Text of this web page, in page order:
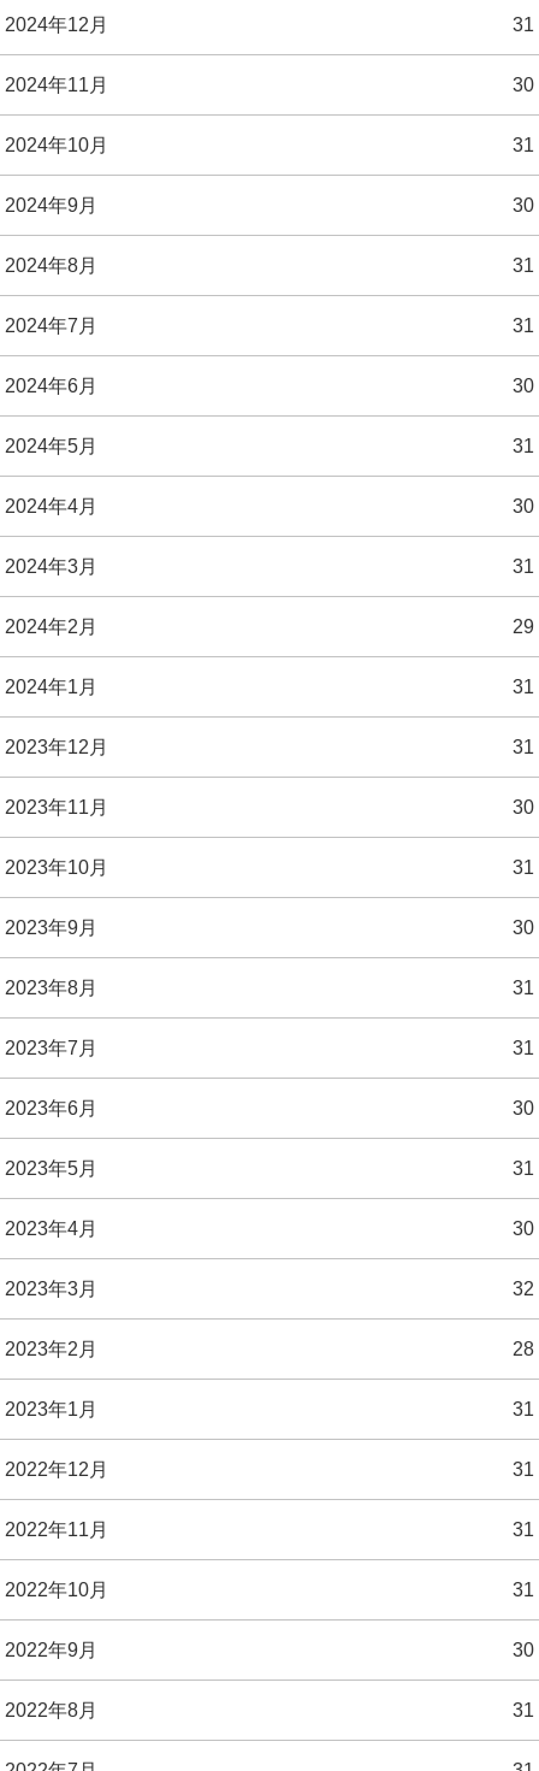
2024年12月 31
2024年11月 30
2024年10月 31
2024年9月 30
2024年8月 31
2024年7月 31
2024年6月 30
2024年5月 31
2024年4月 30
2024年3月 31
2024年2月 29
2024年1月 31
2023年12月 31
2023年11月 30
2023年10月 31
2023年9月 30
2023年8月 31
2023年7月 31
2023年6月 30
2023年5月 31
2023年4月 30
2023年3月 32
2023年2月 28
2023年1月 31
2022年12月 31
2022年11月 31
2022年10月 31
2022年9月 30
2022年8月 31